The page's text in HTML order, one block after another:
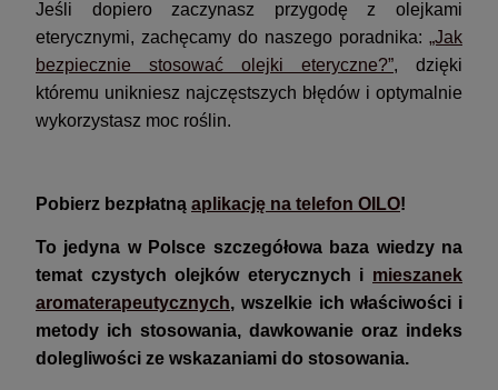
Jeśli dopiero zaczynasz przygodę z olejkami
eterycznymi, zachęcamy do naszego poradnika: „Jak
bezpiecznie stosować olejki eteryczne?”, dzięki
któremu unikniesz najczęstszych błędów i optymalnie
wykorzystasz moc roślin.
Pobierz bezpłatną aplikację na telefon OILO!
To jedyna w Polsce szczegółowa baza wiedzy na
temat czystych olejków eterycznych i mieszanek
aromaterapeutycznych, wszelkie ich właściwości i
metody ich stosowania, dawkowanie oraz indeks
dolegliwości ze wskazaniami do stosowania.